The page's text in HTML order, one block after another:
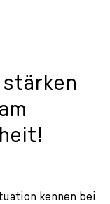
kennen bei